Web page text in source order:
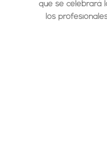
que se celebrará
los